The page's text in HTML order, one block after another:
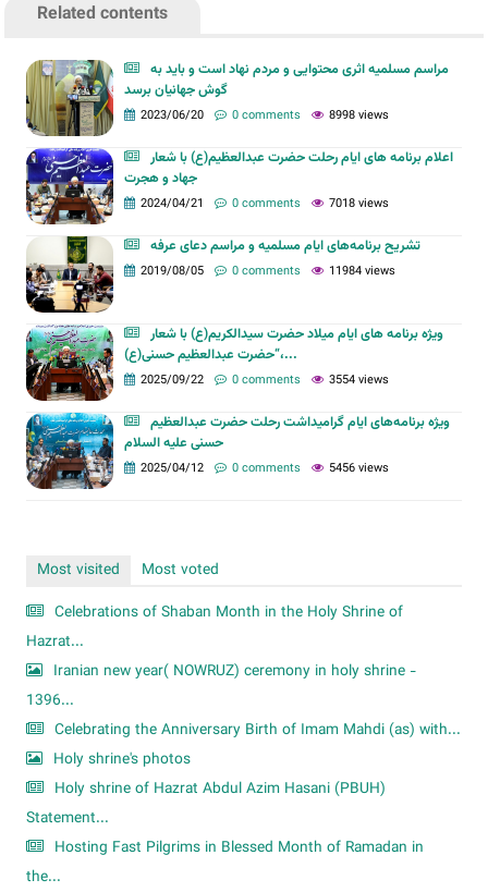
Related contents
مراسم مسلمیه اثری محتوایی و مردم نهاد است و باید به
2023/06/20 0 comments 8998 views
اعلام برنامه های ایام رحلت حضرت عبدالعظیم(ع) با شعار
جهاد و هجرت
2024/04/21 0 comments 7018 views
تشریح برنامه‌های ایام مسلمیه و مراسم دعای عرفه
2019/08/05 0 comments 11984 views
ویژه برنامه های ایام میلاد حضرت سیدالکریم(ع) با شعار
“حضرت عبدالعظیم حسنی(ع)،...
2025/09/22 0 comments 3554 views
ویژه برنامه‌های ایام گرامیداشت رحلت حضرت عبدالعظیم
حسنی علیه السلام
2025/04/12 0 comments 5456 views
Most visited
Most voted
Celebrations of Shaban Month in the Holy Shrine of
Hazrat...
Iranian new year( NOWRUZ) ceremony in holy shrine -
1396...
Celebrating the Anniversary Birth of Imam Mahdi (as) with...
Holy shrine's photos
Holy shrine of Hazrat Abdul Azim Hasani (PBUH)
Statement...
Hosting Fast Pilgrims in Blessed Month of Ramadan in
the...